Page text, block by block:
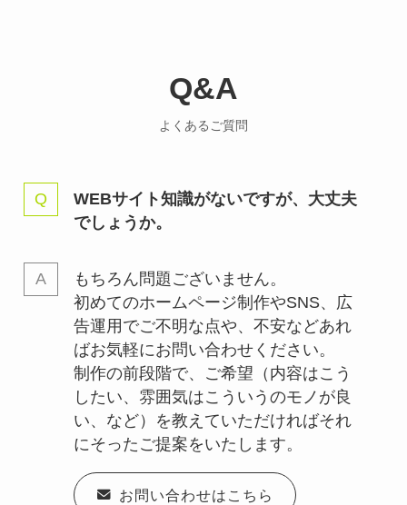
Q&A
よくあるご質問
WEBサイト知識がないですが、大丈夫
でしょうか。
もちろん問題ございません。
初めてのホームページ制作やSNS、広
告運用でご不明な点や、不安などあれ
ばお気軽にお問い合わせください。
制作の前段階で、ご希望（内容はこう
したい、雰囲気はこういうのモノが良
い、など）を教えていただければそれ
にそったご提案をいたします。
お問い合わせはこちら